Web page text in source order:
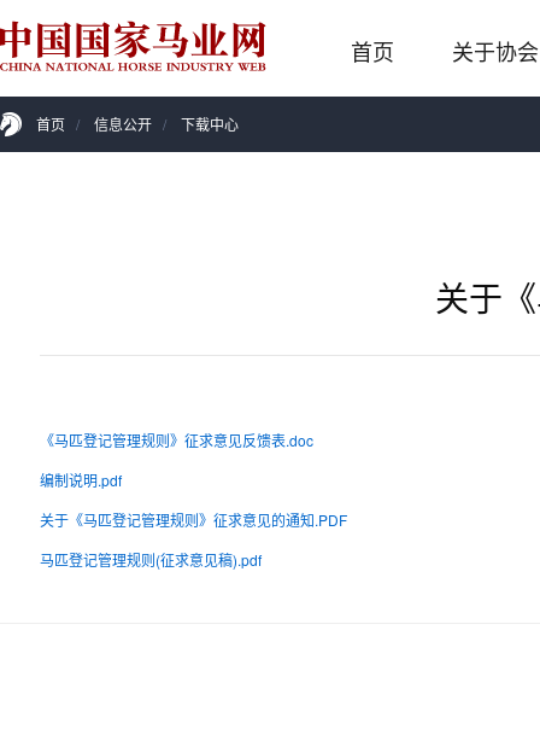
首页 关于协会
首页 / 信息公开 / 下载中心
关于
《马匹登记管理规则》征求意见反馈表.doc
编制说明.pdf
关于《马匹登记管理规则》征求意见的通知.PDF
马匹登记管理规则(征求意见稿).pdf